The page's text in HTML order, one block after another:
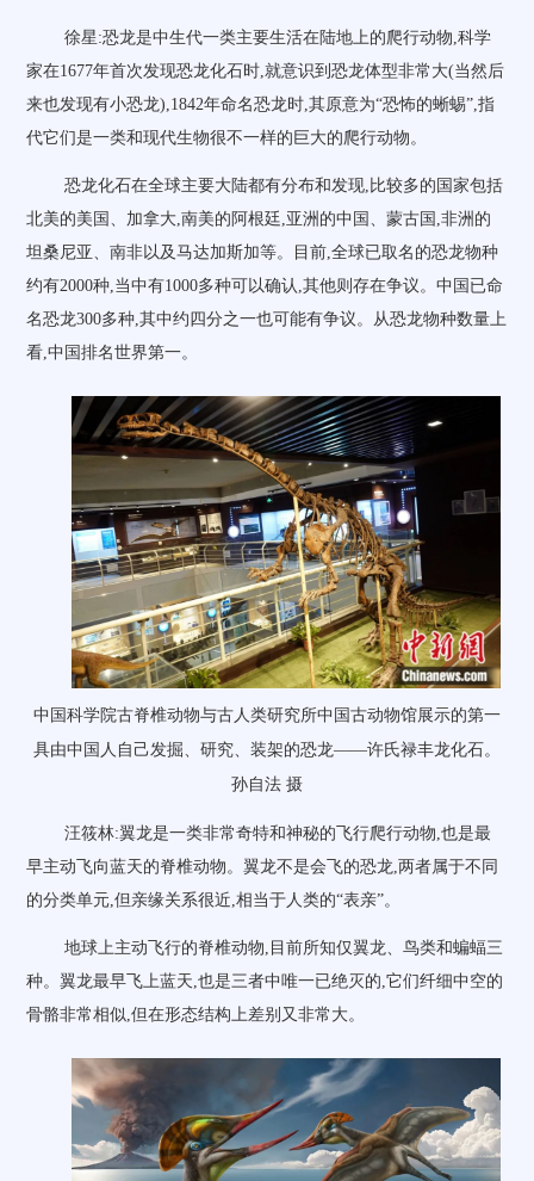
徐星:恐龙是中生代一类主要生活在陆地上的爬行动物,科学
家在1677年首次发现恐龙化石时,就意识到恐龙体型非常大(当然后
来也发现有小恐龙),1842年命名恐龙时,其原意为“恐怖的蜥蜴”,指
代它们是一类和现代生物很不一样的巨大的爬行动物。
恐龙化石在全球主要大陆都有分布和发现,比较多的国家包括
北美的美国、加拿大,南美的阿根廷,亚洲的中国、蒙古国,非洲的
坦桑尼亚、南非以及马达加斯加等。目前,全球已取名的恐龙物种
约有2000种,当中有1000多种可以确认,其他则存在争议。中国已命
名恐龙300多种,其中约四分之一也可能有争议。从恐龙物种数量上
看,中国排名世界第一。
中国科学院古脊椎动物与古人类研究所中国古动物馆展示的第一
具由中国人自己发掘、研究、装架的恐龙——许氏禄丰龙化石。
孙自法 摄
汪筱林:翼龙是一类非常奇特和神秘的飞行爬行动物,也是最
早主动飞向蓝天的脊椎动物。翼龙不是会飞的恐龙,两者属于不同
的分类单元,但亲缘关系很近,相当于人类的“表亲”。
地球上主动飞行的脊椎动物,目前所知仅翼龙、鸟类和蝙蝠三
种。翼龙最早飞上蓝天,也是三者中唯一已绝灭的,它们纤细中空的
骨骼非常相似,但在形态结构上差别又非常大。